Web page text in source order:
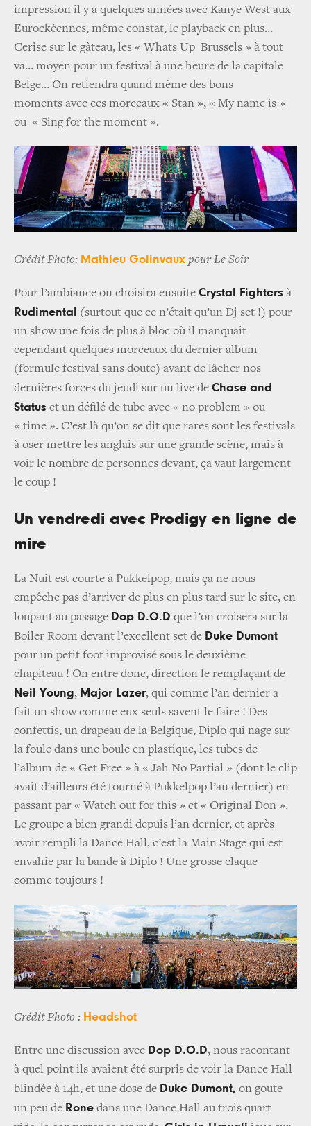
impression il y a quelques années avec Kanye West aux
Eurockéennes, même constat, le playback en plus…
Cerise sur le gâteau, les « Whats Up Brussels » à tout
va… moyen pour un festival à une heure de la capitale
Belge… On retiendra quand même des bons
moments avec ces morceaux « Stan », « My name is »
ou « Sing for the moment ».
Crédit Photo: Mathieu Golinvaux pour Le Soir
Pour l’ambiance on choisira ensuite Crystal Fighters à
Rudimental
(surtout que ce n’était qu’un Dj set !) pour
un show une fois de plus à bloc où il manquait
cependant quelques morceaux du dernier album
(formule festival sans doute) avant de lâcher nos
dernières forces du jeudi sur un live de Chase and
Status et un défilé de tube avec « no problem » ou
« time ». C’est là qu’on se dit que rares sont les festivals
à oser mettre les anglais sur une grande scène, mais à
voir le nombre de personnes devant, ça vaut largement
le coup !
Un vendredi avec Prodigy en ligne de
mire
La Nuit est courte à Pukkelpop, mais ça ne nous
empêche pas d’arriver de plus en plus tard sur le site, en
loupant au passage Dop D.O.D que l’on croisera sur la
Boiler Room devant l’excellent set de Duke Dumont
pour un petit foot improvisé sous le deuxième
chapiteau ! On entre donc, direction le remplaçant de
Neil Young, Major Lazer, qui comme l’an dernier a
fait un show comme eux seuls savent le faire ! Des
confettis, un drapeau de la Belgique, Diplo qui nage sur
la foule dans une boule en plastique, les tubes de
l’album de « Get Free » à « Jah No Partial » (dont le clip
avait d’ailleurs été tourné à Pukkelpop l’an dernier) en
passant par « Watch out for this » et « Original Don ».
Le groupe a bien grandi depuis l’an dernier, et après
avoir rempli la Dance Hall, c’est la Main Stage qui est
envahie par la bande à Diplo ! Une grosse claque
comme toujours !
Crédit Photo : Headshot
Entre une discussion avec Dop D.O.D, nous racontant
à quel point ils avaient été surpris de voir la Dance Hall
blindée à 14h, et une dose de Duke Dumont, on goute
un peu de Rone dans une Dance Hall au trois quart